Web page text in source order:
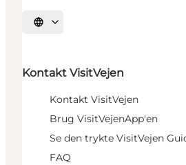
Vælg sprog
Kontakt VisitVejen
Kontakt VisitVejen
Brug VisitVejenApp'en
Se den trykte VisitVejen
FAQ